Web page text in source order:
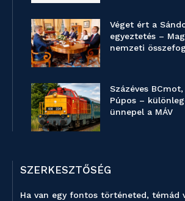
Véget ért a
egyeztetés –
nemzeti
Százéves
Púpos –
ünnepel a MÁV
SZERKESZTŐSÉG
Ha van egy fontos történeted, témád